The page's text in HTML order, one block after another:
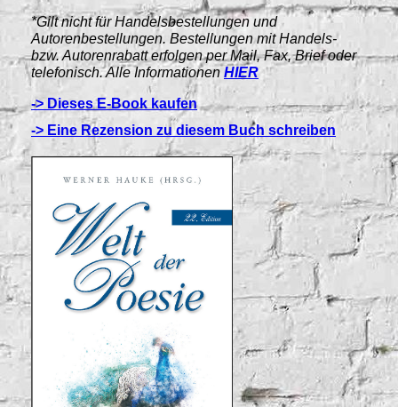
*Gilt nicht für Handelsbestellungen und
Autorenbestellungen. Bestellungen mit Handels-
bzw. Autorenrabatt erfolgen per Mail, Fax, Brief oder
telefonisch. Alle Informationen HIER
-> Dieses E-Book kaufen
-> Eine Rezension zu diesem Buch schreiben